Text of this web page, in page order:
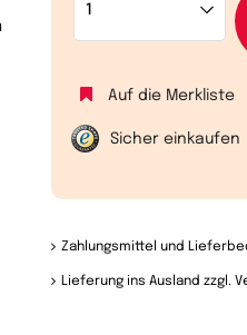
Auf die Merkliste
Sicher einkaufen
Zahlungsmittel und
Lieferung ins Ausland zzgl.